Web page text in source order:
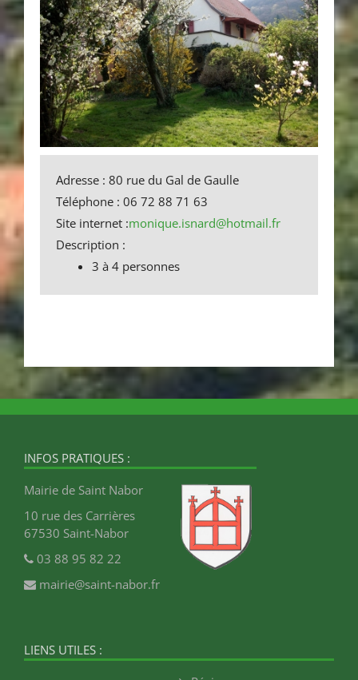
Adresse : 80 rue du Gal de Gaulle
Téléphone : 06 72 88 71 63
Site internet :monique.isnard@hotmail.fr
Description :
3 à 4 personnes
INFOS PRATIQUES :
Mairie de Saint Nabor
10 rue des Carrières
67530 Saint-Nabor
03 88 95 82 22
mairie@saint-nabor.fr
LIENS UTILES :